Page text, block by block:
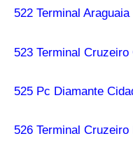
522 Terminal Araguaia
523 Terminal
525 Pc Diamante
526 Terminal Cruzeiro